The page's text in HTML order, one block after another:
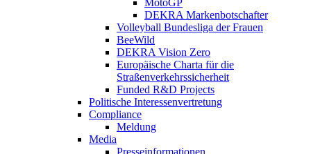
DEKRA Markenbotschafter
Volleyball Bundesliga der Frauen
BeeWild
DEKRA Vision Zero
Europäische Charta für die
Straßenverkehrssicherheit
Funded R&D Projects
Politische Interessenvertretung
Compliance
Meldung
Media
Presseinformationen